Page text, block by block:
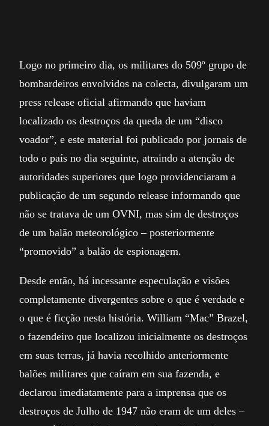
Logo no primeiro dia, os militares do 509º grupo de
bombardeiros envolvidos na colecta, divulgaram um
press release oficial afirmando que haviam
localizado os destroços da queda de um “disco
voador”, e este material foi publicado por jornais de
todo o país no dia seguinte, atraindo a atenção de
autoridades superiores que logo providenciaram a
publicação de um segundo release informando que
não se tratava de um OVNI, mas sim de destroços
de um balão meteorológico – posteriormente
“promovido” a balão de espionagem.
Desde então, há incessante especulação e visões
completamente divergentes sobre o que é verdade e
o que é ficção nesta história. William “Mac” Brazel,
o fazendeiro que localizou inicialmente os destroços
em suas terras, já havia recolhido anteriormente
balões militares que caíram em sua fazenda, e
declarou imediatamente para a imprensa que os
destroços de Julho de 1947 não eram de um deles –